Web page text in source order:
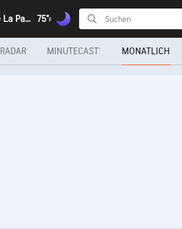
Santa Cruz de La Palma, Kanarische 75°F
RADAR MINUTECAST® MONATLICH